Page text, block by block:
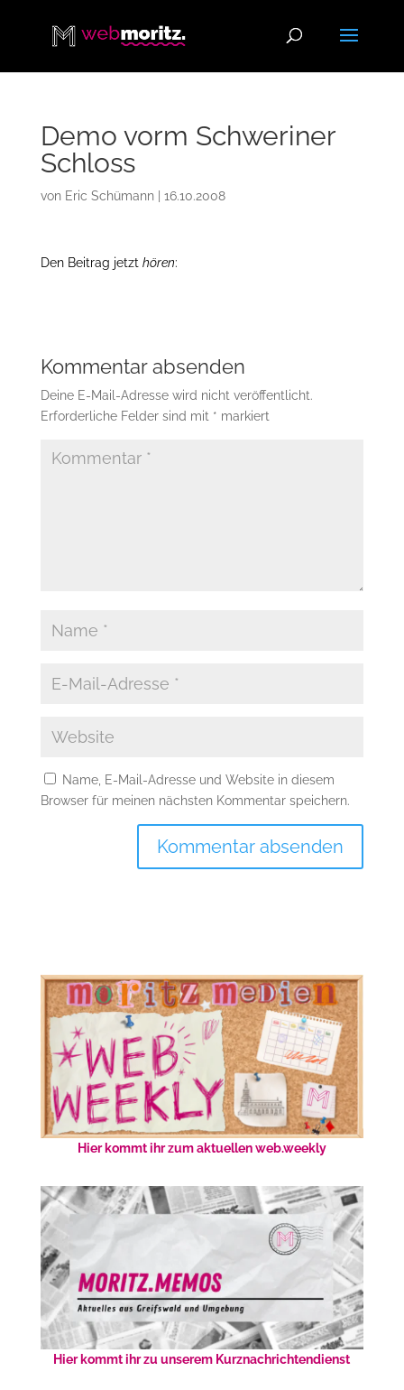
Demo vorm Schweriner
Schloss
von Eric Schümann| 16.10.2008
Den Beitrag jetzt hören:
Kommentar absenden
Deine E-Mail-Adresse wird nicht veröffentlicht.
Erforderliche Felder sind mit * markiert
Name, E-Mail-Adresse und Website in diesem
Browser für meinen nächsten Kommentar speichern.
Hier kommt ihr zum aktuellen web.weekly
Hier kommt ihr zu unserem Kurznachrichtendienst